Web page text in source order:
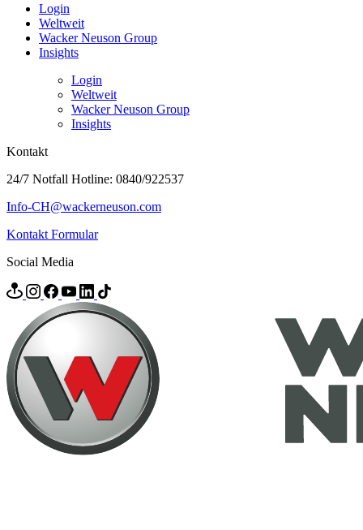
Login
Weltweit
Wacker Neuson Group
Insights
Login
Weltweit
Wacker Neuson Group
Insights
Kontakt
24/7 Notfall Hotline: 0840/922537
Info-CH@wackerneuson.com
Kontakt Formular
Social Media